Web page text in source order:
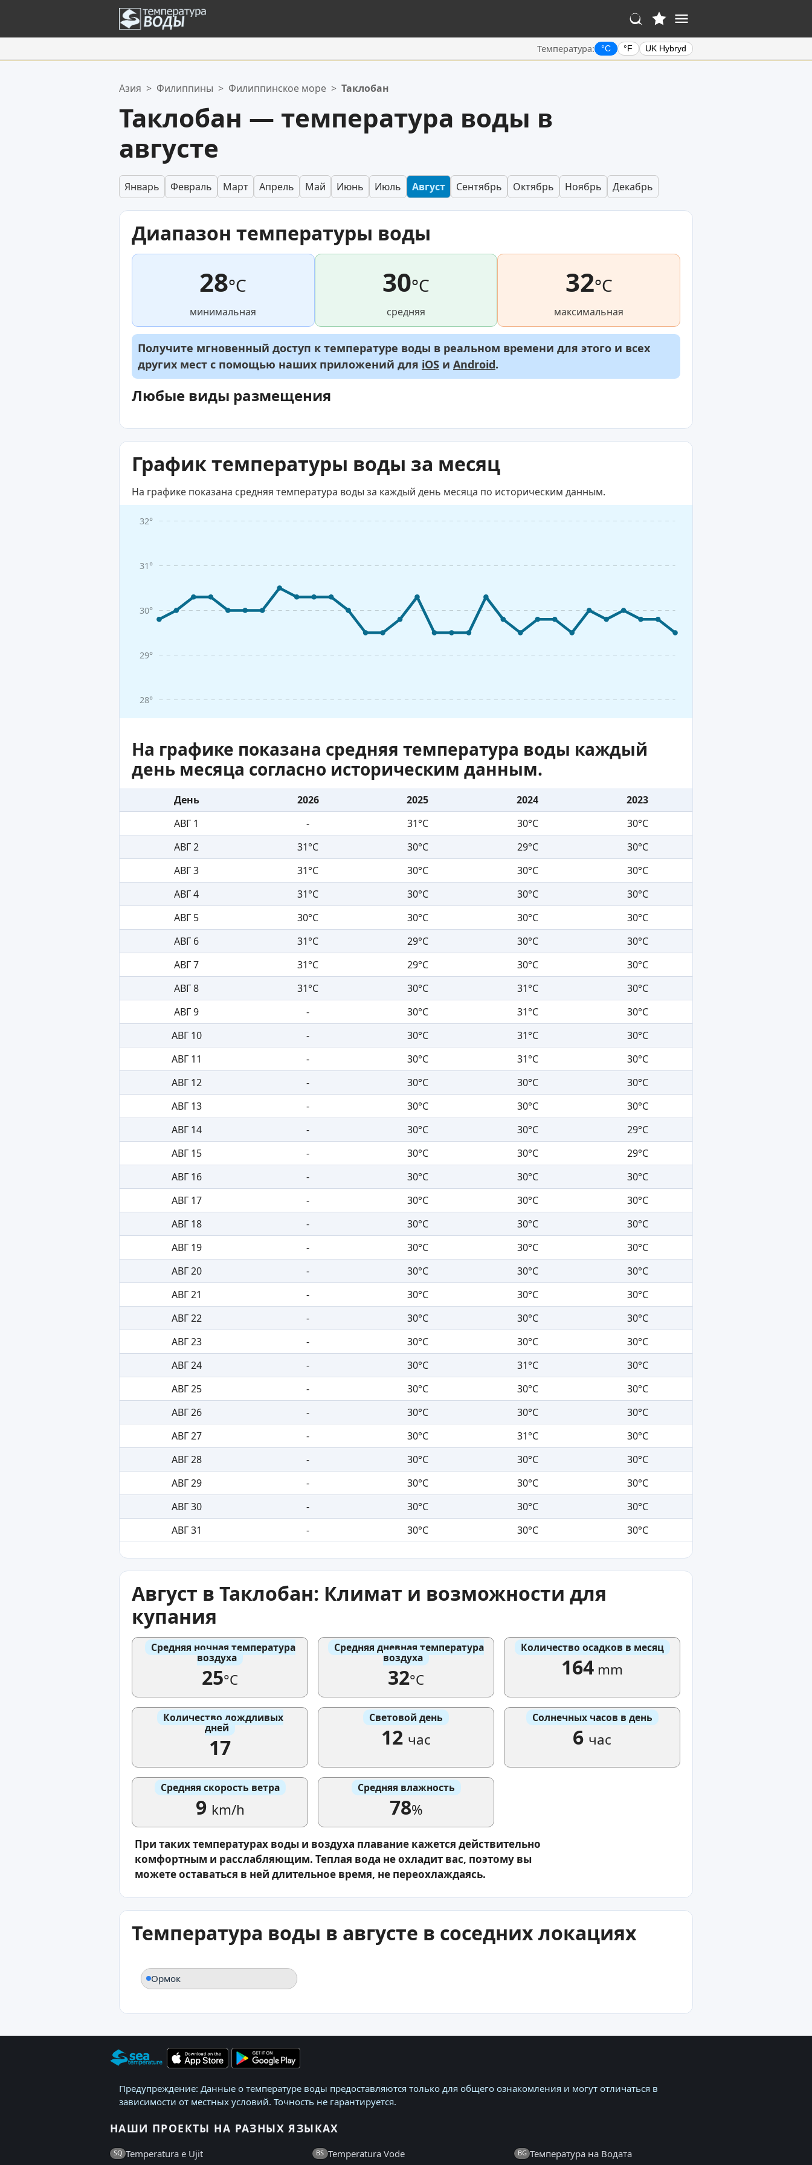
Температура: °C °F UK Hybryd
Ваш список избранного пуст.
Азия > Филиппины > Филиппинское море > Таклобан
Таклобан — температура воды в
августе
Январь Февраль Март Апрель Май Июнь Июль Август Сентябрь Октябрь Ноябрь Декабрь
Диапазон температуры воды
28°C
минимальная
30°C
средняя
32°C
максимальная
Получите мгновенный доступ к температуре воды в реальном времени для этого и всех
других мест с помощью наших приложений для iOS и Android.
Любые виды размещения
График температуры воды за месяц
На графике показана средняя температура воды за каждый день месяца по историческим данным.
28°
29°
30°
31°
32°
На графике показана средняя температура воды каждый
день месяца согласно историческим данным.
День 2026 2025 2024
2023
АВГ 1
- 31°C 30°C
30°C
АВГ 2
31°C 30°C 29°C
30°C
АВГ 3
31°C 30°C 30°C
30°C
АВГ 4
31°C 30°C 30°C
30°C
АВГ 5
30°C 30°C 30°C
30°C
АВГ 6
31°C 29°C 30°C
30°C
АВГ 7
31°C 29°C 30°C
30°C
АВГ 8
31°C 30°C 31°C
30°C
АВГ 9
- 30°C 31°C
30°C
АВГ 10
- 30°C 31°C
30°C
АВГ 11
- 30°C 31°C
30°C
АВГ 12
- 30°C 30°C
30°C
АВГ 13
- 30°C 30°C
30°C
АВГ 14
- 30°C 30°C
29°C
АВГ 15
- 30°C 30°C
29°C
АВГ 16
- 30°C 30°C
30°C
АВГ 17
- 30°C 30°C
30°C
АВГ 18
- 30°C 30°C
30°C
АВГ 19
- 30°C 30°C
30°C
АВГ 20
- 30°C 30°C
30°C
АВГ 21
- 30°C 30°C
30°C
АВГ 22
- 30°C 30°C
30°C
АВГ 23
- 30°C 30°C
30°C
АВГ 24
- 30°C 31°C
30°C
АВГ 25
- 30°C 30°C
30°C
АВГ 26
- 30°C 30°C
30°C
АВГ 27
- 30°C 31°C
30°C
АВГ 28
- 30°C 30°C
30°C
АВГ 29
- 30°C 30°C
30°C
АВГ 30
- 30°C 30°C
30°C
АВГ 31
- 30°C 30°C 30°C
Август в Таклобан: Климат и возможности для
купания
Средняя ночная температура
воздуха
25°C
Средняя дневная температура
воздуха
32°C
Количество осадков в месяц
164 mm
Количество дождливых
дней
17
Световой день
12 час
Солнечных часов в день
6 час
Средняя скорость ветра
9 km/h
Средняя влажность
78%
При таких температурах воды и воздуха плавание кажется действительно
комфортным и расслабляющим. Теплая вода не охладит вас, поэтому вы
можете оставаться в ней длительное время, не переохлаждаясь.
Температура воды в августе в соседних локациях
Ормок
Предупреждение: Данные о температуре воды предоставляются только для общего ознакомления и могут отличаться в
зависимости от местных условий. Точность не гарантируется.
НАШИ ПРОЕКТЫ НА РАЗНЫХ ЯЗЫКАХ
SQ Temperatura e Ujit BS Temperatura Vode BG Температура на Водата